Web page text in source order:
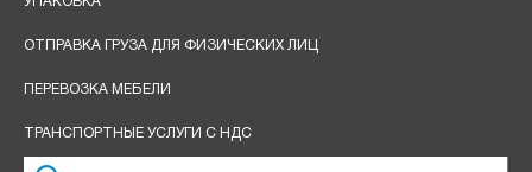
ОТПРАВКА ГРУЗА ДЛЯ ФИЗИЧЕСКИХ ЛИЦ
ПЕРЕВОЗКА МЕБЕЛИ
ТРАНСПОРТНЫЕ УСЛУГИ С НДС